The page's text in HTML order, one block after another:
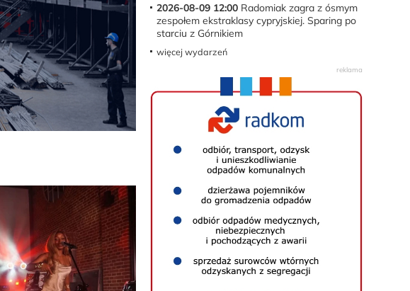
2026-08-09 12:00Radomiak zagra z ósmym
zespołem ekstraklasy cypryjskiej. Sparing po
starciu z Górnikiem
więcej wydarzeń